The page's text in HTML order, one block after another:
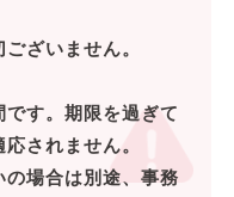
ざいません。
す。期限を過ぎて
されません。
場合は別途、事務